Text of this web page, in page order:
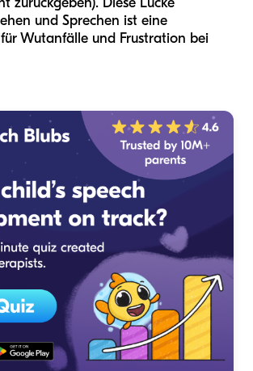
und Sprechen ist eine
Wutanfälle und Frustration bei